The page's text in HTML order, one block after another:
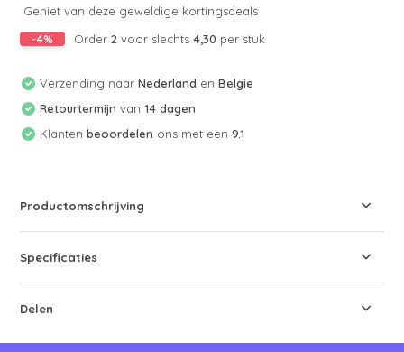
Geniet van deze geweldige kortingsdeals
-4%
Order2 voor slechts4,30 per stuk
Verzending naarNederland enBelgie
Retourtermijn van 14 dagen
Klantenbeoordelen ons met een9.1
Productomschrijving
Specificaties
Delen